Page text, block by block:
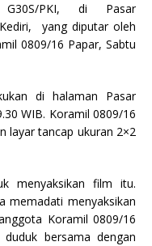
PKI, di Pasar
yang diputar oleh
0809/16 Papar, Sabtu
di halaman Pasar
WIB. Koramil 0809/16
layar tancap ukuran 2×2
menyaksikan film itu.
memadati menyaksikan
Koramil 0809/16
bersama dengan